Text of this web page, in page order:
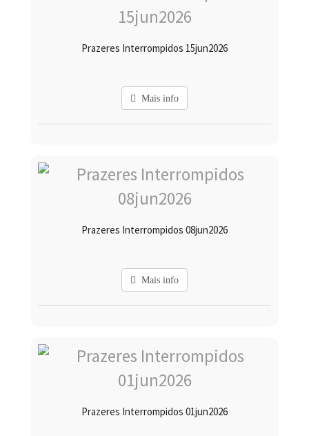
Prazeres Interrompidos 15jun2026
Mais info
Prazeres Interrompidos 08jun2026
Mais info
Prazeres Interrompidos 01jun2026